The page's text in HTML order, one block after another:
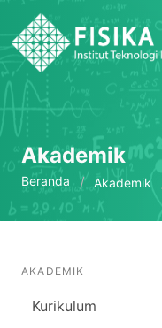
Akademik
Beranda Akademik
AKADEMIK
Kurikulum